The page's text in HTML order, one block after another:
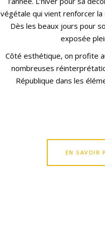
végétale qui vient renforcer
Dès les beaux jours pour
exposée
Côté esthétique, on profite
nombreuses
République dans les
EN SAVOIR